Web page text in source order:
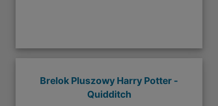
Brelok Pluszowy Harry Potter -
Quidditch